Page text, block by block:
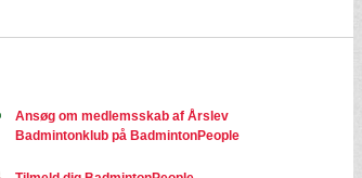
Ansøg om medlemsskab af Årslev
Badmintonklub på BadmintonPeople